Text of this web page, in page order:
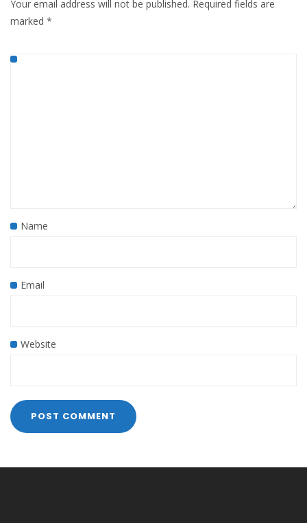
Your email address will not be published. Required fields are
marked *
Name
Email
Website